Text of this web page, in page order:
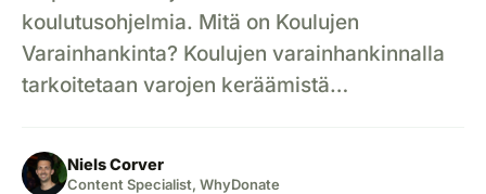
koulutusohjelmia. Mitä on Koulujen
Varainhankinta? Koulujen varainhankinnalla
tarkoitetaan varojen keräämistä…
Niels Corver
Content Specialist, WhyDonate